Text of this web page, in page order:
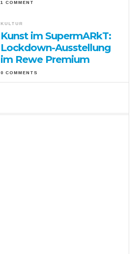
1 COMMENT
KULTUR
Kunst im SupermARkT:
Lockdown-Ausstellung
im Rewe Premium
0 COMMENTS